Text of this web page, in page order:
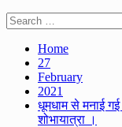
Search
for:
Home
27
February
2021
धूमधाम से मनाई
शोभायात्रा ।